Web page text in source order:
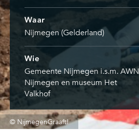
Waar
Nijmegen (Gelderland)
Wie
Gemeente Nijmegen i.s.m. AWN
Nijmegen en museum Het
Valkhof
© NijmegenGraaft!